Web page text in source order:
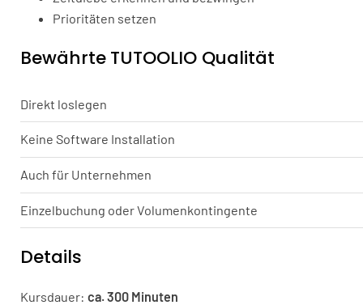
Prioritäten setzen
Bewährte TUTOOLIO Qualität
Direkt loslegen
Keine Software Installation
Auch für Unternehmen
Einzelbuchung oder Volumenkontingente
Details
Kursdauer:ca. 300 Minuten